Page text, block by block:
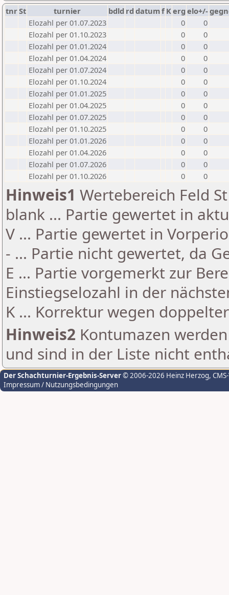
tnrSt turnier bdld rd datumf Kerg elo+/-
Elozahl per 01.07.2023
0
0
Elozahl per 01.10.2023
0
0
Elozahl per 01.01.2024
0
0
Elozahl per 01.04.2024
0
0
Elozahl per 01.07.2024
0
0
Elozahl per 01.10.2024
0
0
Elozahl per 01.01.2025
0
0
Elozahl per 01.04.2025
0
0
Elozahl per 01.07.2025
0
0
Elozahl per 01.10.2025
0
0
Elozahl per 01.01.2026
0
0
Elozahl per 01.04.2026
0
0
Elozahl per 01.07.2026
0
0
Elozahl per 01.10.2026
0 0
Hinweis1 Wertebereich Feld
blank ... Partie gewertet in
V ... Partie gewertet in
- ... Partie nicht gewertet, da
E ... Partie vorgemerkt zur
Einstiegselozahl in der
K ... Korrektur wegen
Hinweis2 Kontumazen
und sind in der Liste nicht
Der Schachturnier-Ergebnis-Server© 2006-2026 Heinz Herzog,
Impressum / Nutzungsbedingungen